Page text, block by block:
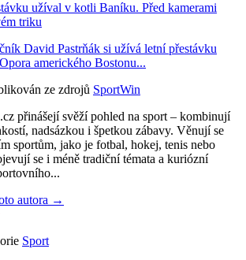
užíval v kotli Baníku. Před kamerami
triku
David Pastrňák si užívá letní přestávku
amerického Bostonu...
ze zdrojů SportWin
přinášejí svěží pohled na sport – kombinují
nadsázkou i špetkou zábavy. Věnují se
sportům, jako je fotbal, hokej, tenis nebo
se i méně tradiční témata a kuriózní
autora →
Sport